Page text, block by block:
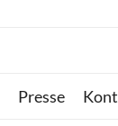
Presse